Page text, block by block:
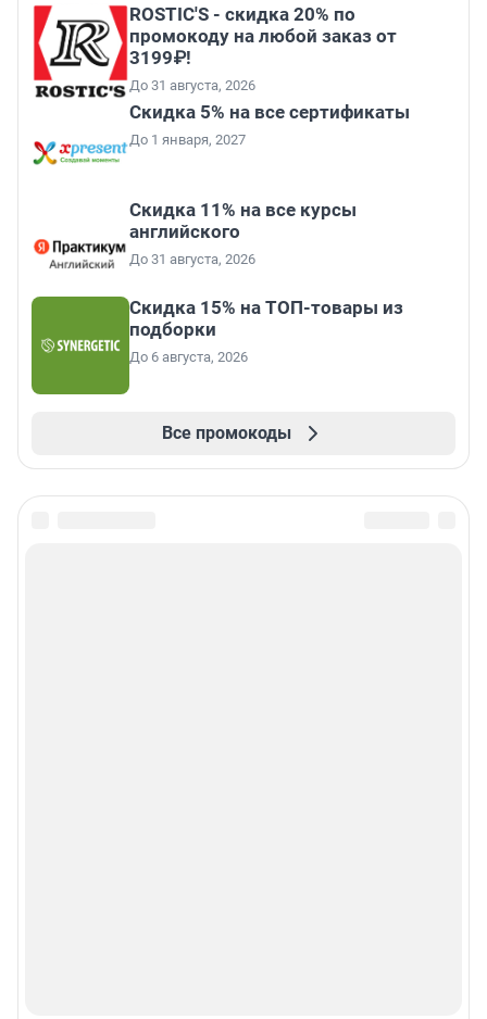
ROSTIC'S - скидка 20% по
промокоду на любой заказ от
3199₽!
До 31 августа, 2026
Скидка 5% на все сертификаты
До 1 января, 2027
Скидка 11% на все курсы
английского
До 31 августа, 2026
Скидка 15% на ТОП-товары из
подборки
До 6 августа, 2026
Все промокоды